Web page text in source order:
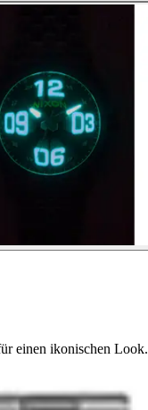
einen ikonischen Look.